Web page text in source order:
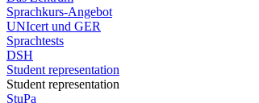
Sprachkurs-Angebot
UNIcert und GER
Sprachtests
DSH
Student representation
Student representation
StuPa